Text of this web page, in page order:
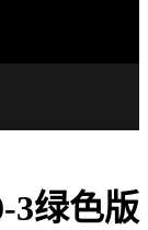
3绿色版